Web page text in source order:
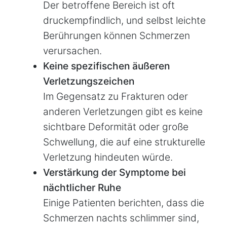
Der betroffene Bereich ist oft
druckempfindlich, und selbst leichte
Berührungen können Schmerzen
verursachen.
Keine spezifischen äußeren
Verletzungszeichen
Im Gegensatz zu Frakturen oder
anderen Verletzungen gibt es keine
sichtbare Deformität oder große
Schwellung, die auf eine strukturelle
Verletzung hindeuten würde.
Verstärkung der Symptome bei
nächtlicher Ruhe
Einige Patienten berichten, dass die
Schmerzen nachts schlimmer sind,